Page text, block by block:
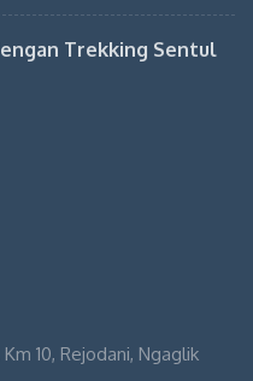
Trekking Sentul
10, Rejodani, Ngaglik